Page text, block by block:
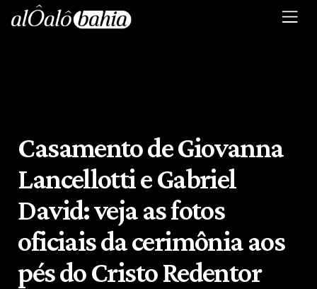
Casamento de Giovanna
Lancellotti e Gabriel
David: veja as fotos
oficiais da cerimônia aos
pés do Cristo Redentor